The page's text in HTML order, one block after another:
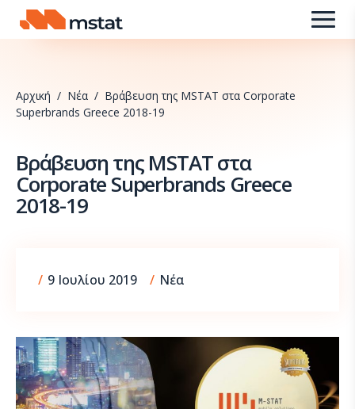
Skip to content
Αρχική / Νέα / Βράβευση της MSTAT στα Corporate
Superbrands Greece 2018-19
Βράβευση της MSTAT στα
Corporate Superbrands Greece
2018-19
/ 9 Ιουλίου 20199 Σεπτεμβρίου 2025
/ Νέα